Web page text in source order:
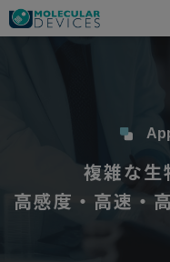
サ
複雑な生
高感度・高速・